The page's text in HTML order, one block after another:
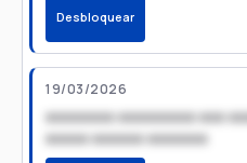
Desbloquear
19/03/2026
xxxxxxxx xxxxxxxxx xxx
xxxxx xxxxxx xxxxxxx